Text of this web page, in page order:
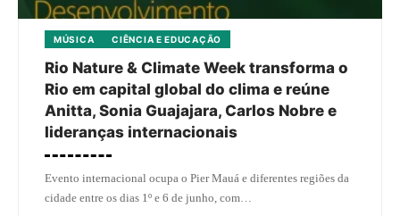
MÚSICA CIÊNCIA E EDUCAÇÃO
Rio Nature & Climate Week transforma o
Rio em capital global do clima e reúne
Anitta, Sonia Guajajara, Carlos Nobre e
lideranças internacionais
Evento internacional ocupa o Pier Mauá e diferentes regiões da
cidade entre os dias 1º e 6 de junho, com…